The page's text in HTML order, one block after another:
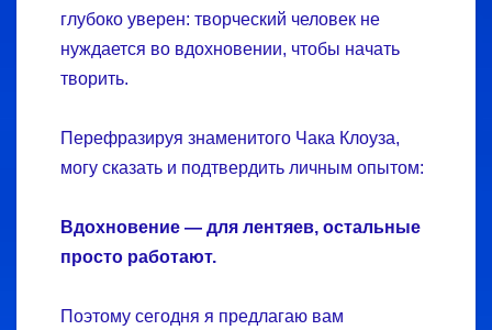
глубоко уверен: творческий человек не
нуждается во вдохновении, чтобы начать
творить.
Перефразируя знаменитого Чака Клоуза,
могу сказать и подтвердить личным опытом:
Вдохновение — для лентяев, остальные
просто работают.
Поэтому сегодня я предлагаю вам